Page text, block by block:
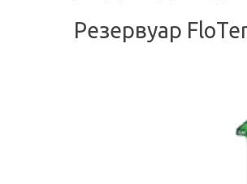
Резервуар